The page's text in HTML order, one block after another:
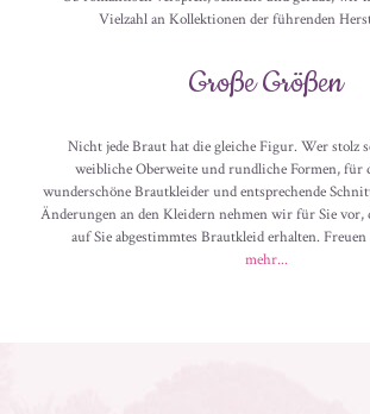
Vielzahl an Kollektionen der führenden
Große Größen
Nicht jede Braut hat die gleiche Figur. Wer stolz
weibliche Oberweite und rundliche Formen,
wunderschöne Brautkleider und entsprechende
Änderungen an den Kleidern nehmen wir für Sie vor,
auf Sie abgestimmtes Brautkleid erhalten.
mehr...